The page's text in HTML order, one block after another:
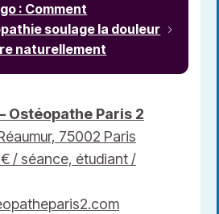
: Comment
soulage la douleur
naturellement
Ostéopathe Paris 2
75002 Paris
/ séance, étudiant /